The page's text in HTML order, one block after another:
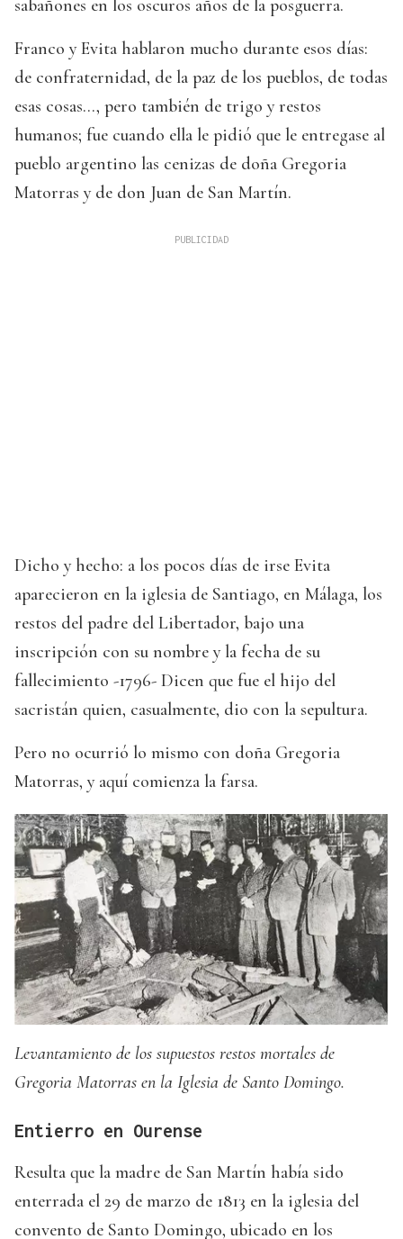
sabañones en los oscuros años de la posguerra.
Franco y Evita hablaron mucho durante esos días:
de confraternidad, de la paz de los pueblos, de todas
esas cosas…, pero también de trigo y restos
humanos; fue cuando ella le pidió que le entregase al
pueblo argentino las cenizas de doña Gregoria
Matorras y de don Juan de San Martín.
Dicho y hecho: a los pocos días de irse Evita
aparecieron en la iglesia de Santiago, en Málaga, los
restos del padre del Libertador, bajo una
inscripción con su nombre y la fecha de su
fallecimiento -1796- Dicen que fue el hijo del
sacristán quien, casualmente, dio con la sepultura.
Pero no ocurrió lo mismo con doña Gregoria
Matorras, y aquí comienza la farsa.
Levantamiento de los supuestos restos mortales de
Gregoria Matorras en la Iglesia de Santo Domingo.
Entierro en Ourense
Resulta que la madre de San Martín había sido
enterrada el 29 de marzo de 1813 en la iglesia del
convento de Santo Domingo, ubicado en los